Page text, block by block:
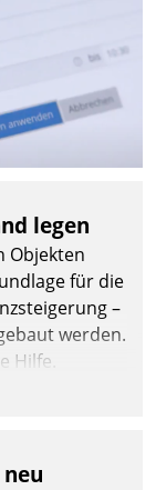
legen
Objekten
für die
–
werden.
Hilfe.